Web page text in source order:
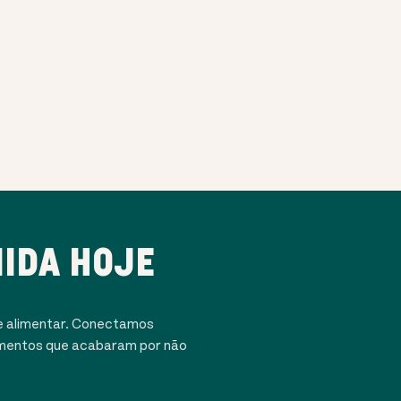
HOJE
alimentar. Conectamos
que acabaram por não